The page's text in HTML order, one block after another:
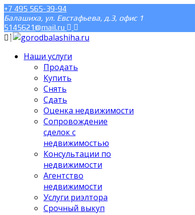
+7 495 565-39-94
Балашиха, ул. Евстафьева, д.3, офис 1
5145621@mail.ru
Наши услуги
Продать
Купить
Снять
Сдать
Оценка недвижимости
Сопровождение
сделок с
недвижимостью
Консультации по
недвижимости
Агентство
недвижимости
Услуги риэлтора
Срочный выкуп